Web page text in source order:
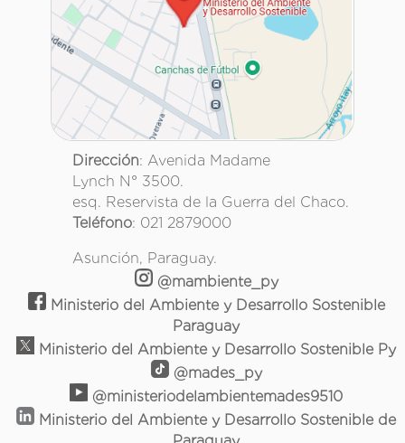
Dirección: Avenida Madame
Lynch N° 3500.
esq. Reservista de la Guerra del Chaco.
Teléfono: 021 2879000
Asunción, Paraguay.
@mambiente_py
Ministerio del Ambiente y Desarrollo Sostenible
Paraguay
Ministerio del Ambiente y Desarrollo Sostenible Py
@mades_py
@ministeriodelambientemades9510
Ministerio del Ambiente y Desarrollo Sostenible de